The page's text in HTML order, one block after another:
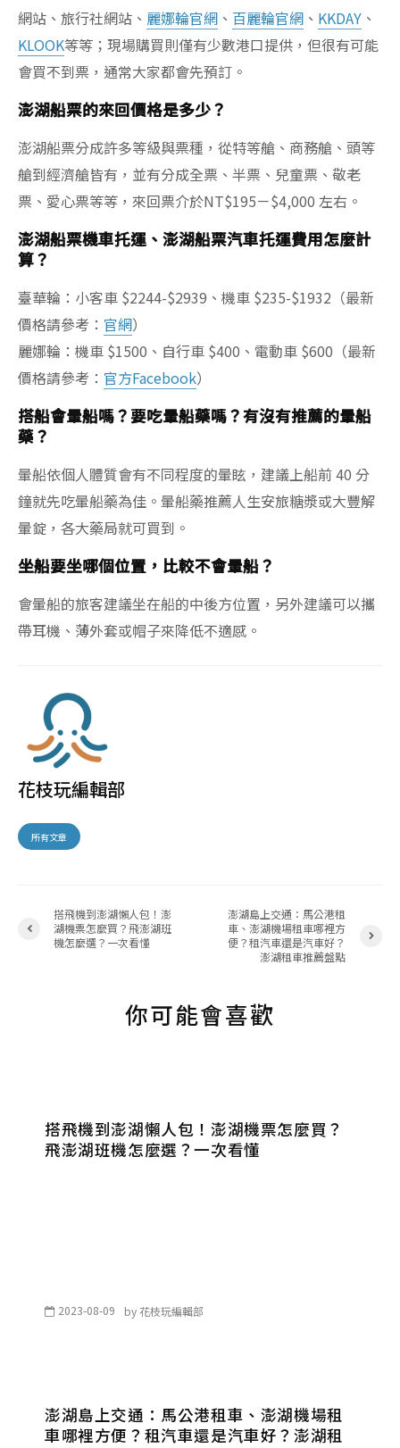
網站、旅行社網站、 麗娜輪官網 、 百麗輪官網 、 KKDAY 、
KLOOK等等；現場購買則僅有少數港口提供，但很有可能
會買不到票，通常大家都會先預訂。
澎湖船票的來回價格是多少？
澎湖船票分成許多等級與票種，從特等艙、商務艙、頭等
艙到經濟艙皆有，並有分成全票、半票、兒童票、敬老
票、愛心票等等，來回票介於NT$195－$4,000 左右。
澎湖船票機車托運、澎湖船票汽車托運費用怎麼計
算？
臺華輪：小客車 $2244-$2939、機車 $235-$1932（最新
價格請參考： 官網）
麗娜輪：機車 $1500、自行車 $400、電動車 $600（最新
價格請參考： 官方Facebook）
搭船會暈船嗎？要吃暈船藥嗎？有沒有推薦的暈船
藥？
暈船依個人體質會有不同程度的暈眩，建議上船前 40 分
鐘就先吃暈船藥為佳。暈船藥推薦人生安旅糖漿或大豐解
暈錠，各大藥局就可買到。
坐船要坐哪個位置，比較不會暈船？
會暈船的旅客建議坐在船的中後方位置，另外建議可以攜
帶耳機、薄外套或帽子來降低不適感。
花枝玩編輯部
所有文章
搭飛機到澎湖懶人包！澎
湖機票怎麼買？飛澎湖班
機怎麼選？一次看懂
澎湖島上交通：馬公港租
車、澎湖機場租車哪裡方
便？租汽車還是汽車好？
澎湖租車推薦盤點
你可能會喜歡
搭飛機到澎湖懶人包！澎湖機票怎麼買？
飛澎湖班機怎麼選？一次看懂
2023-08-09 by花枝玩編輯部
澎湖島上交通：馬公港租車、澎湖機場租
車哪裡方便？租汽車還是汽車好？澎湖租